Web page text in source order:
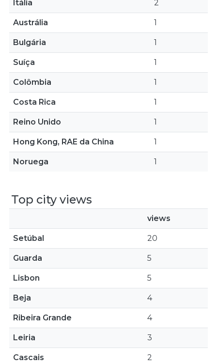
Itália 2
Austrália 1
Bulgária 1
Suíça 1
Colômbia 1
Costa Rica 1
Reino Unido 1
Hong Kong, RAE da China 1
Noruega 1
Top city views
views
Setúbal 20
Guarda 5
Lisbon 5
Beja 4
Ribeira Grande 4
Leiria 3
Cascais 2